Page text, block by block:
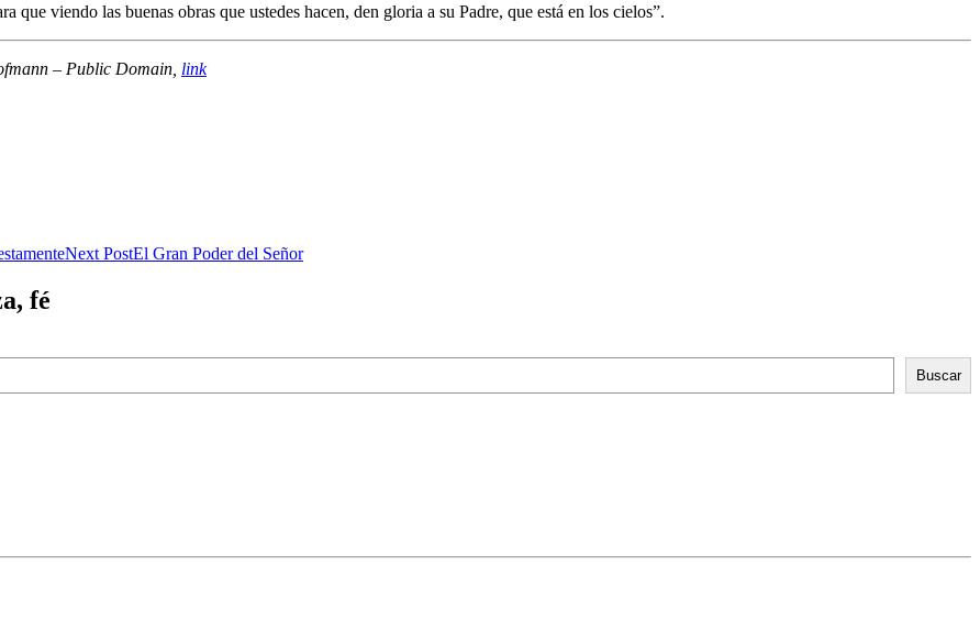
que viendo las buenas obras que ustedes hacen, den gloria a su Padre, que está en los cielos”.
– Public Domain, link
Next PostEl Gran Poder del Señor
fé
Buscar